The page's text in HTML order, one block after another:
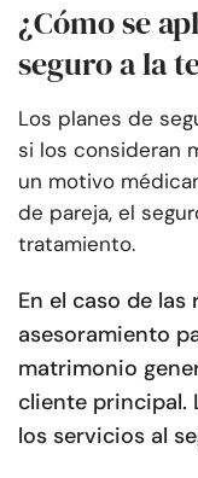
¿Cómo se
seguro a la
Los planes de
si los consideran
un motivo
de pareja, el
tratamiento.
En el caso de
asesoramiento
matrimonio
cliente principal.
los servicios al